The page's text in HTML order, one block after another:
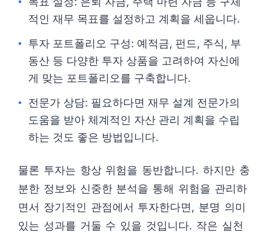
적인 재무 목표를 설정하고 계획을 세웁니다.
투자 포트폴리오 구성: 예적금, 펀드, 주식, 부
동산 등 다양한 투자 상품을 고려하여 자신에
게 맞는 포트폴리오를 구축합니다.
전문가 상담: 필요하다면 재무 설계 전문가의
도움을 받아 체계적인 자산 관리 계획을 수립
하는 것도 좋은 방법입니다.
물론 투자는 항상 위험을 동반합니다. 하지만 충
분한 정보와 신중한 분석을 통해 위험을 관리하
면서 장기적인 관점에서 투자한다면, 분명 의미
있는 성과를 거둘 수 있을 것입니다. 작은 실천